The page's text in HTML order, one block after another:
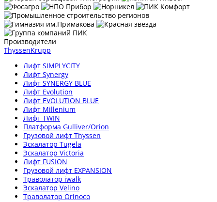
Производители
ThyssenKrupp
Лифт SIMPLYCITY
Лифт Synergy
Лифт SYNERGY BLUE
Лифт Evolution
Лифт EVOLUTION BLUE
Лифт Millenium
Лифт TWIN
Платформа Gulliver/Orion
Грузовой лифт Thyssen
Эскалатор Tugela
Эскалатор Victoria
Лифт FUSION
Грузовой лифт EXPANSION
Траволатор iwalk
Эскалатор Velino
Траволатор Orinoco